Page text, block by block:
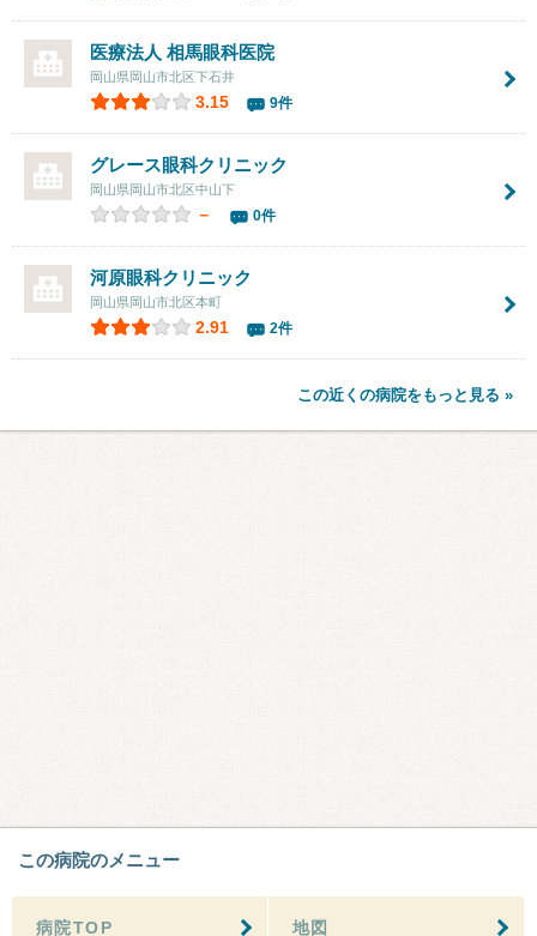
医療法人 相馬眼科医院
岡山県岡山市北区下石井
3.15 9件
グレース眼科クリニック
岡山県岡山市北区中山下
－ 0件
河原眼科クリニック
岡山県岡山市北区本町
2.91 2件
この近くの病院をもっと見る »
この病院のメニュー
病院TOP 地図